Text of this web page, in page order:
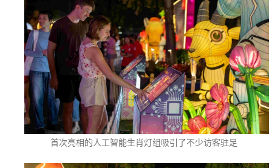
首次亮相的人工智能生肖灯组吸引了不少访客驻足